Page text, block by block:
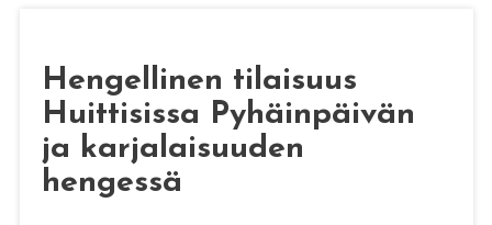
Hengellinen tilaisuus
Huittisissa Pyhäinpäivän
ja karjalaisuuden
hengessä